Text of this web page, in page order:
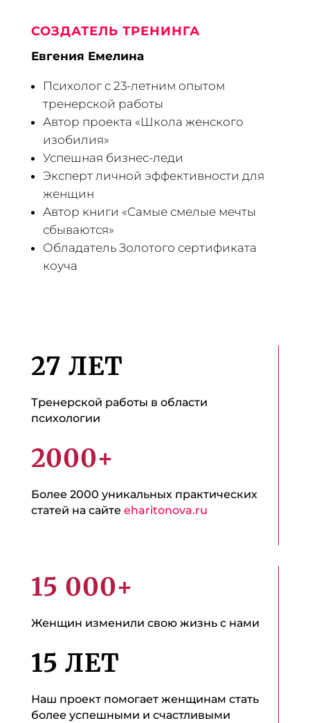
СОЗДАТЕЛЬ ТРЕНИНГА
Евгения Емелина
Психолог с 23-летним опытом
тренерской работы
Автор проекта «Школа женского
изобилия»
Успешная бизнес-леди
Эксперт личной эффективности для
женщин
Автор книги «Самые смелые мечты
сбываются»
Обладатель Золотого сертификата
коуча
27 ЛЕТ
Тренерской работы в области
психологии
2000+
Более 2000 уникальных практических
статей на сайте eharitonova.ru
15 000+
Женщин изменили свою жизнь с нами
15 ЛЕТ
Наш проект помогает женщинам стать
более успешными и счастливыми